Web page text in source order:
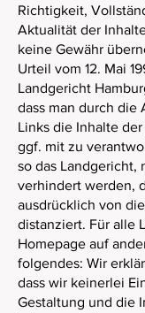
Richtigkeit,
Aktualität der
keine Gewähr
Urteil vom 12. Mai
Landgericht
dass man durch die
Links die Inhalte
ggf. mit zu
so das Landgericht,
verhindert werden,
ausdrücklich von
distanziert. Für alle
Homepage auf
folgendes: Wir
dass wir keinerlei
Gestaltung und die